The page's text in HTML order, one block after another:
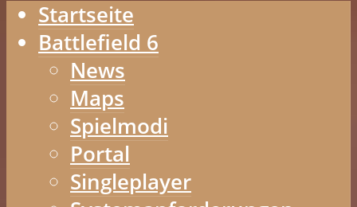
Startseite
Battlefield 6
News
Maps
Spielmodi
Portal
Singleplayer